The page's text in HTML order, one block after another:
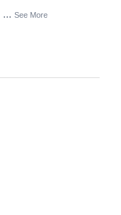
... See More